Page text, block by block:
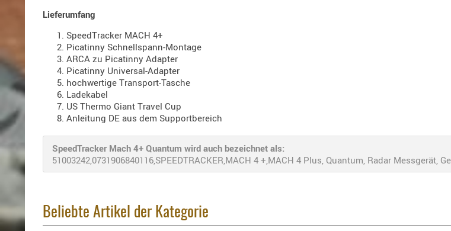
Lieferumfang
SpeedTracker MACH 4+
Picatinny Schnellspann-Montage
ARCA zu Picatinny Adapter
Picatinny Universal-Adapter
hochwertige Transport-Tasche
Ladekabel
US Thermo Giant Travel Cup
Anleitung DE aus dem Supportbereich
SpeedTracker Mach 4+ Quantum wird auch bezeichnet als:
51003242,0731906840116,SPEEDTRACKER,MACH 4 +,MACH 4 Plus, Quantum, Radar Messgerät,
Beliebte Artikel der Kategorie